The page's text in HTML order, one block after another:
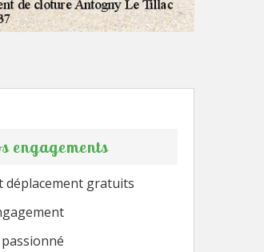
engagements
déplacement gratuits